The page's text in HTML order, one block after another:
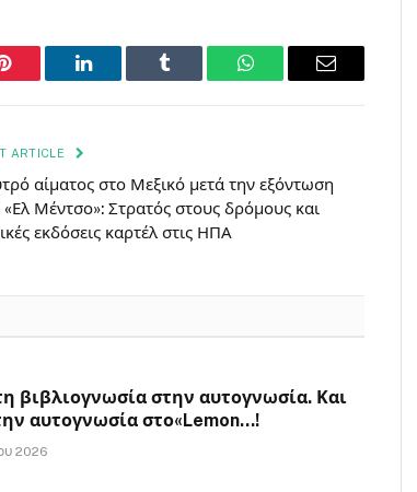
Pinterest LinkedIn Tumblr WhatsAppEmail
ARTICLE
αίματος στο Μεξικό μετά την εξόντωση
«Ελ Μέντσο»: Στρατός στους δρόμους και
εκδόσεις καρτέλ στις ΗΠΑ
βιβλιογνωσία στην αυτογνωσία. Και
αυτογνωσία στο«Lemon…!
2026